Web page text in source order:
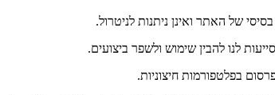
של האתר ואינן ניתנות לניטרול.
לנו להבין שימוש ולשפר ביצועים.
בפלטפורמות חיצוניות.